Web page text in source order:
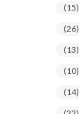
(15)
(26)
(13)
(10)
(14)